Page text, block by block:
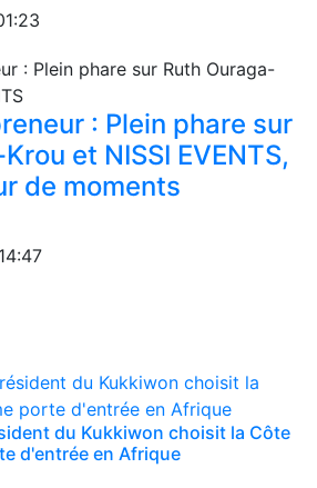
: Plein phare sur
et NISSI EVENTS,
de moments
du Kukkiwon choisit la Côte
d'entrée en Afrique